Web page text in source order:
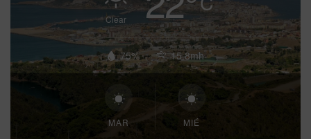
Clear
75% 15.8mh
MAR MIÉ